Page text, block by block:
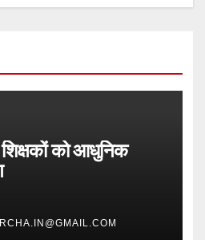
को आधुनिक